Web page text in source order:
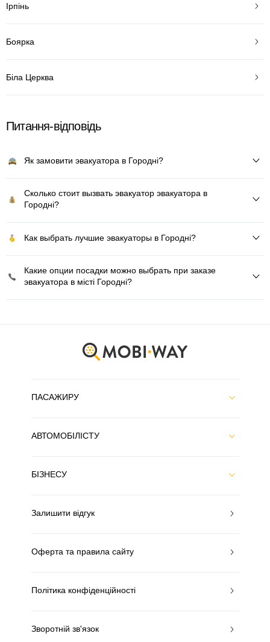
Ірпінь
Боярка
Біла Церква
Питання-відповідь
Як замовити эвакуатора в Городні?
Сколько стоит вызвать эвакуатор эвакуатора в
Городні?
Как выбрать лучшие эвакуаторы в Городні?
Какие опции посадки можно выбрать при заказе
эвакуатора в місті Городні?
ПАСАЖИРУ
АВТОМОБІЛІСТУ
БІЗНЕСУ
Залишити відгук
Оферта та правила сайту
Політика конфіденційності
Зворотній зв'язок